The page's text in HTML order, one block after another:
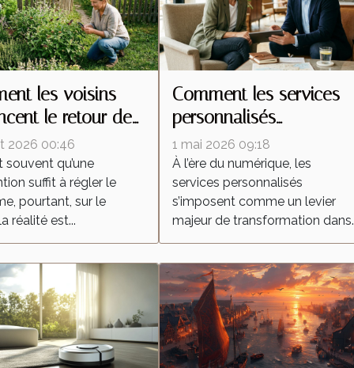
les voisins
le retour des
malgré une
locale
2026 00:46
souvent qu’une
suffit à régler le
pourtant, sur le
réalité est...
Comment les services
personnalisés
redéfinissent les
dans l'industrie
1 mai 2026 09:18
À l’ère du numérique, les
services personnalisés
s’imposent comme un levier
majeur de transformation